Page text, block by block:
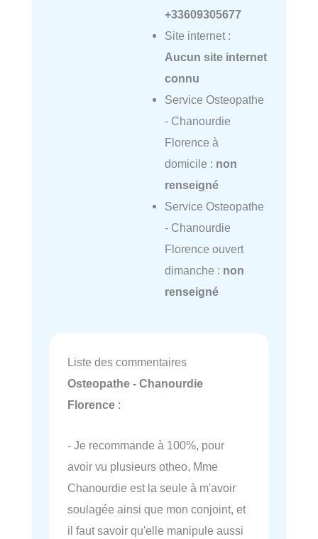
+33609305677
Site internet :
Aucun site internet
connu
Service Osteopathe
- Chanourdie
Florence à
domicile : non
renseigné
Service Osteopathe
- Chanourdie
Florence ouvert
dimanche : non
renseigné
Liste des commentaires
Osteopathe - Chanourdie
Florence :
- Je recommande à 100%, pour
avoir vu plusieurs otheo, Mme
Chanourdie est la seule à m'avoir
soulagée ainsi que mon conjoint, et
il faut savoir qu'elle manipule aussi